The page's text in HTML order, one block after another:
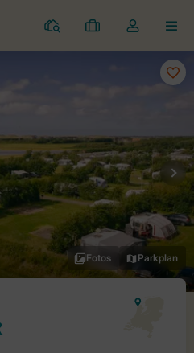
Campingplätze
Meine
Buchungen
Dropdown-
Menü
meines